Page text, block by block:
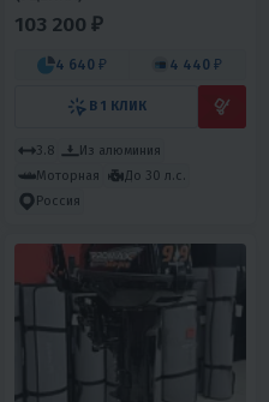
103 200 ₽
4 640 ₽ 4 440 ₽
В 1 КЛИК
3.8
Из алюминия
Моторная
До 30 л.с.
Россия